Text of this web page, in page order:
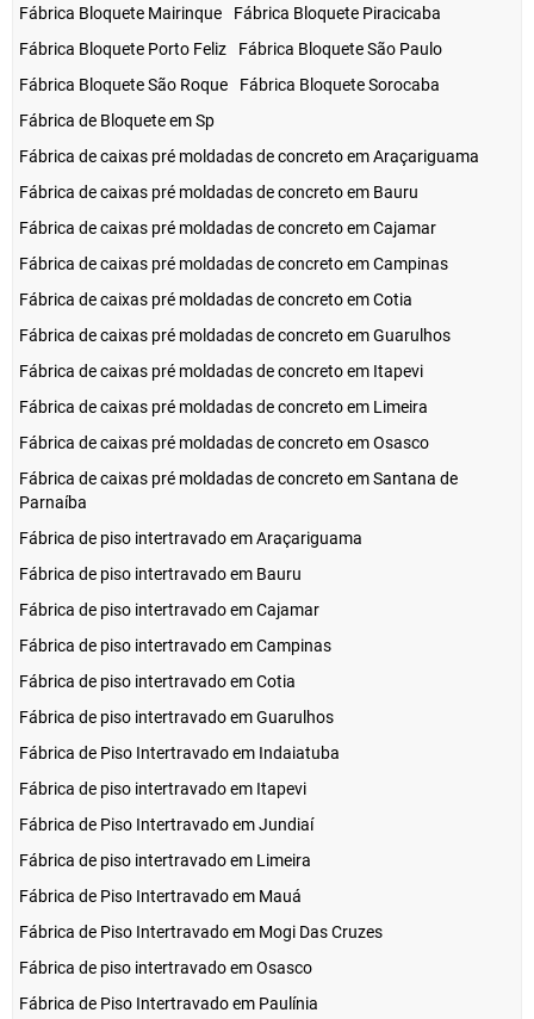
Fábrica Bloquete Mairinque
Fábrica Bloquete Piracicaba
Fábrica Bloquete Porto Feliz
Fábrica Bloquete São Paulo
Fábrica Bloquete São Roque
Fábrica Bloquete Sorocaba
Fábrica de Bloquete em Sp
Fábrica de caixas pré moldadas de concreto em Araçariguama
Fábrica de caixas pré moldadas de concreto em Bauru
Fábrica de caixas pré moldadas de concreto em Cajamar
Fábrica de caixas pré moldadas de concreto em Campinas
Fábrica de caixas pré moldadas de concreto em Cotia
Fábrica de caixas pré moldadas de concreto em Guarulhos
Fábrica de caixas pré moldadas de concreto em Itapevi
Fábrica de caixas pré moldadas de concreto em Limeira
Fábrica de caixas pré moldadas de concreto em Osasco
Fábrica de caixas pré moldadas de concreto em Santana de
Parnaíba
Fábrica de piso intertravado em Araçariguama
Fábrica de piso intertravado em Bauru
Fábrica de piso intertravado em Cajamar
Fábrica de piso intertravado em Campinas
Fábrica de piso intertravado em Cotia
Fábrica de piso intertravado em Guarulhos
Fábrica de Piso Intertravado em Indaiatuba
Fábrica de piso intertravado em Itapevi
Fábrica de Piso Intertravado em Jundiaí
Fábrica de piso intertravado em Limeira
Fábrica de Piso Intertravado em Mauá
Fábrica de Piso Intertravado em Mogi Das Cruzes
Fábrica de piso intertravado em Osasco
Fábrica de Piso Intertravado em Paulínia